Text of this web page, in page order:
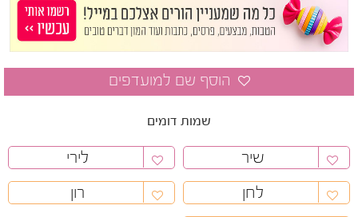
שמות דומים
שיר
לירי
לחן
רון